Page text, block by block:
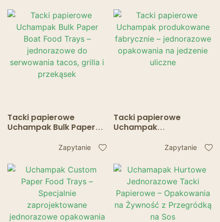
Tacki papierowe
Uchampak Bulk Paper
jednorazowe do
i przekąsek
Zapytanie
Tacki papierowe
Uchampak
opakowania na jedzenie
uliczne
Zapytanie